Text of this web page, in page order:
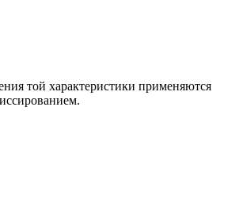
той характеристики применяются